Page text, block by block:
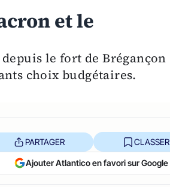
et le
le fort de Brégançon
choix budgétaires.
PARTAGER CLASSER
Ajouter Atlantico en favori sur Google